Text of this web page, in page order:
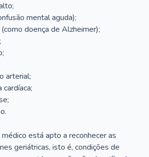
mental aguda);
doença de Alzheimer);
arterial;
cardíaca;
está apto a reconhecer as
geriátricas, isto é, condições de